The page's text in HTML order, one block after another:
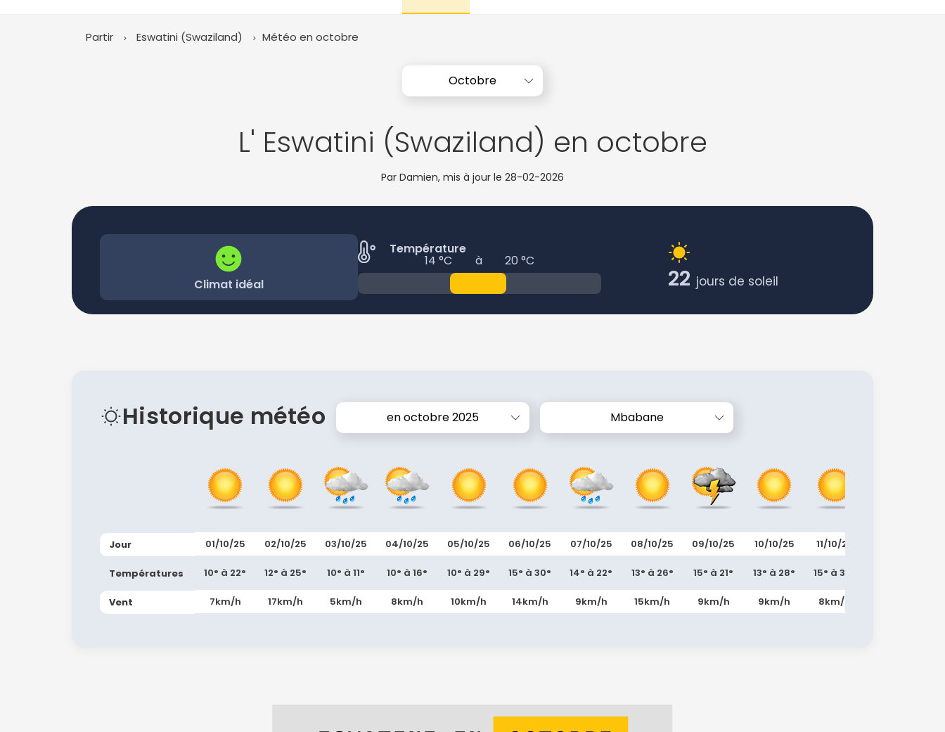
Partir Eswatini (Swaziland) Météo en octobre
Octobre
L' Eswatini (Swaziland) en octobre
Par Damien, mis à jour le 28-02-2026
Climat idéal
Température
14 °C à 20 °C
22 jours de soleil
Historique météo en octobre 2025 Mbabane
Jour
Températures
Vent
01/10/25
10° à 22°
7km/h
02/10/25
12° à 25°
17km/h
03/10/25
10° à 11°
5km/h
04/10/25
10° à 16°
8km/h
05/10/25
10° à 29°
10km/h
06/10/25
15° à 30°
14km/h
07/10/25
14° à 22°
9km/h
08/10/25
13° à 26°
15km/h
09/10/25
15° à 21°
9km/h
10/10/25
13° à 28°
9km/h
11/10/25
15° à 32°
8km/h